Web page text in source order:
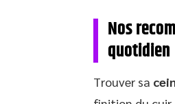
Nos
quotidien
Trouver sa